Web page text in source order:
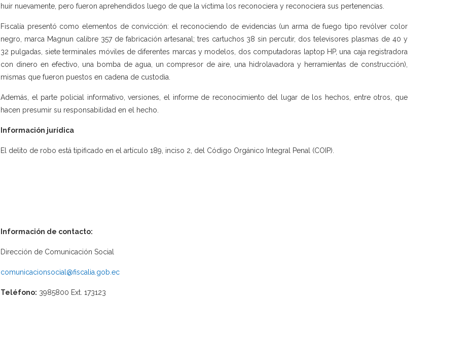
huir nuevamente, pero fueron aprehendidos luego de que la víctima los reconociera y reconociera sus pertenencias.
Fiscalía presentó como elementos de convicción: el reconociendo de evidencias (un arma de fuego tipo revólver color
negro, marca Magnun calibre 357 de fabricación artesanal; tres cartuchos 38 sin percutir, dos televisores plasmas de 40 y
32 pulgadas, siete terminales móviles de diferentes marcas y modelos, dos computadoras laptop HP, una caja registradora
con dinero en efectivo, una bomba de agua, un compresor de aire, una hidrolavadora y herramientas de construcción),
mismas que fueron puestos en cadena de custodia.
Además, el parte policial informativo, versiones, el informe de reconocimiento del lugar de los hechos, entre otros, que
hacen presumir su responsabilidad en el hecho.
Información jurídica
El delito de robo está tipificado en el artículo 189, inciso 2, del Código Orgánico Integral Penal (COIP).
Información de contacto:
Dirección de Comunicación Social
comunicacionsocial@fiscalia.gob.ec
Teléfono: 3985800 Ext. 173123